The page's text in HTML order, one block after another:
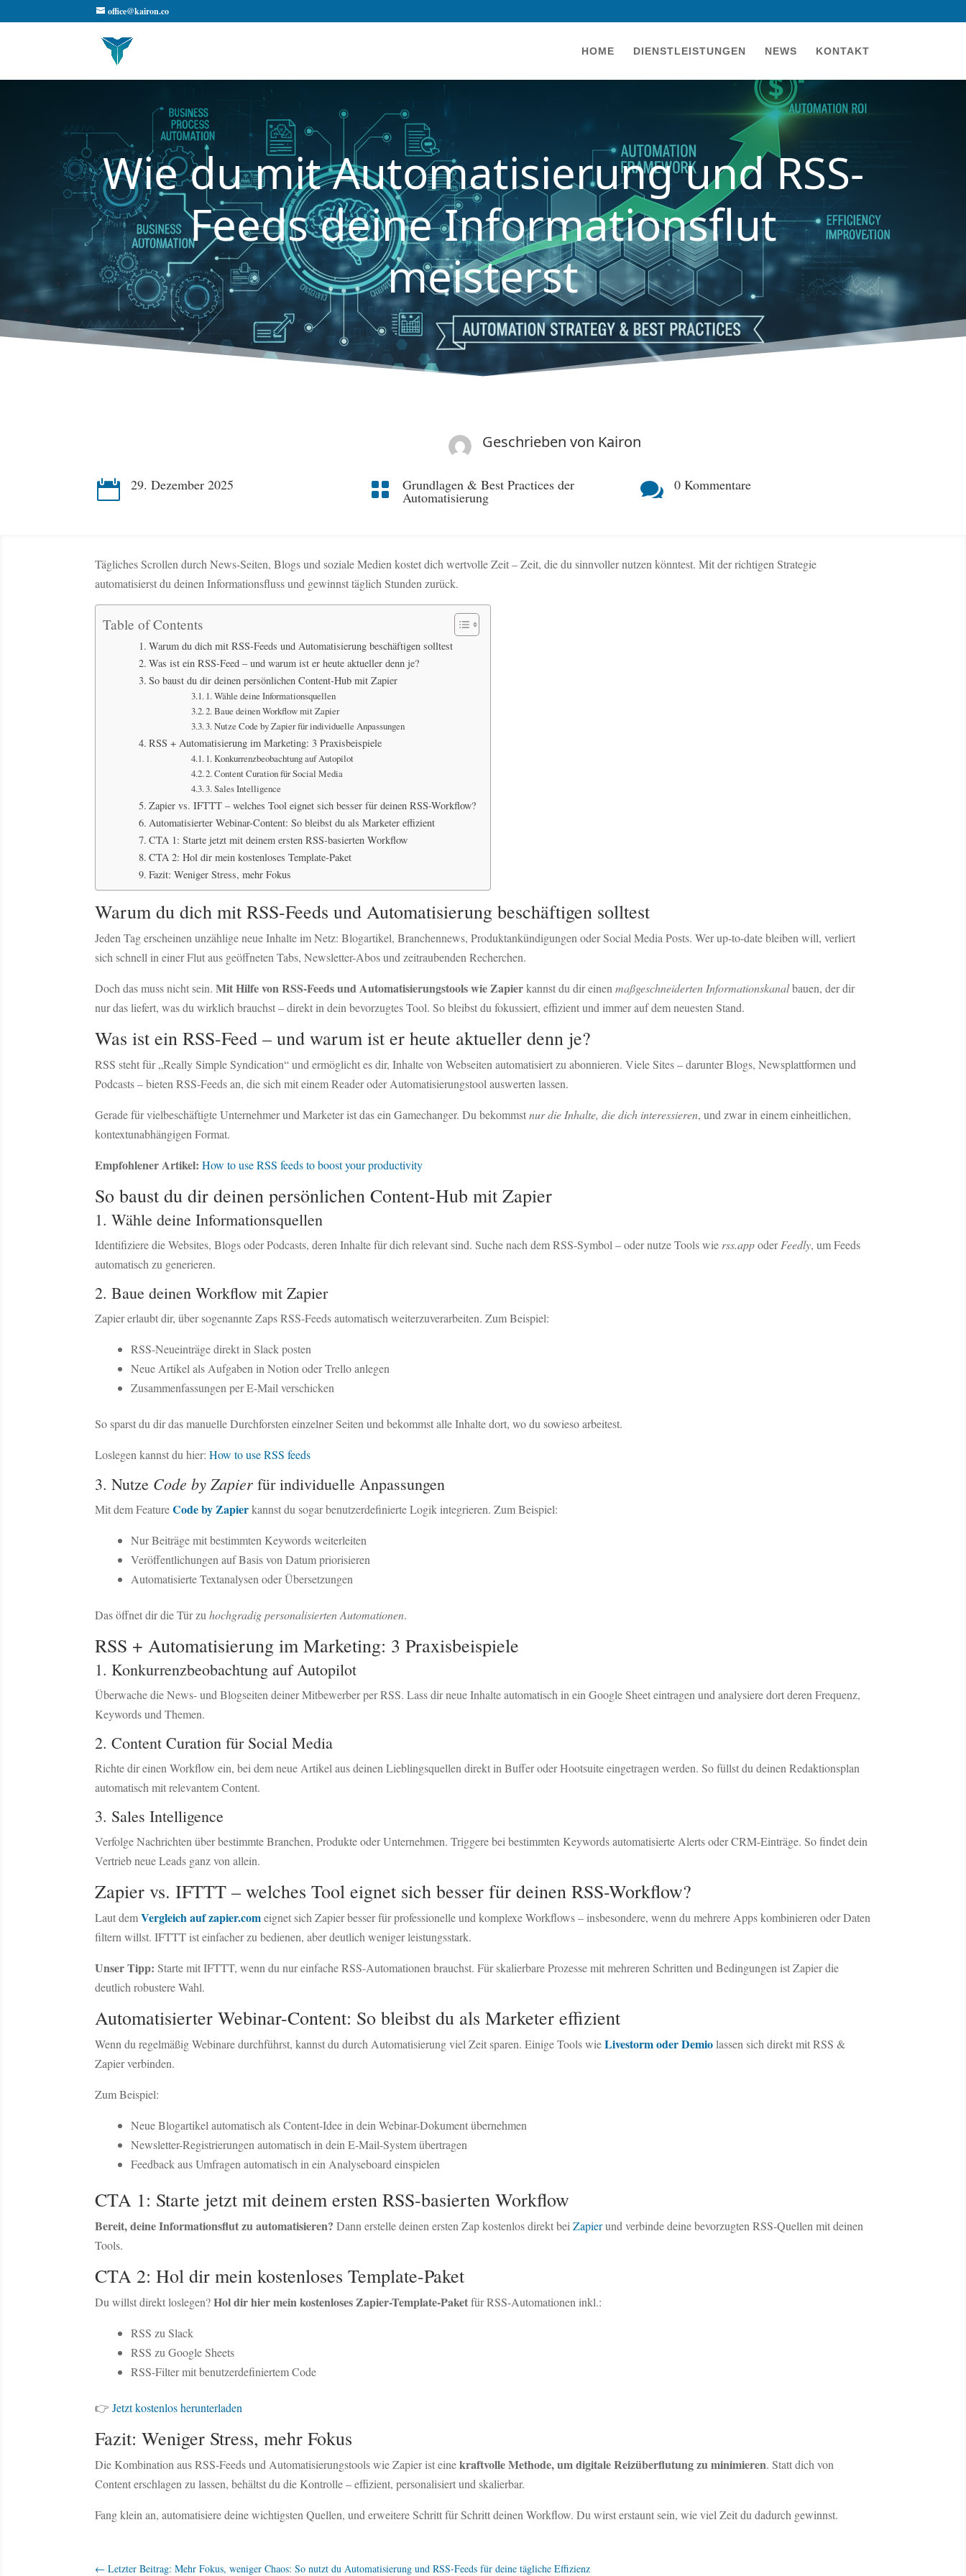
office@kairon.co
HOME DIENSTLEISTUNGEN NEWS KONTAKT
Wie du mit Automatisierung und RSS-
Feeds deine Informationsflut
meisterst
Geschrieben von Kairon
 29. Dezember 2025  Grundlagen & Best Practices der
Automatisierung  0 Kommentare
Tägliches Scrollen durch News-Seiten, Blogs und soziale Medien kostet dich wertvolle Zeit – Zeit, die du sinnvoller nutzen könntest. Mit der richtigen Strategie
automatisierst du deinen Informationsfluss und gewinnst täglich Stunden zurück.
Table of Contents
Warum du dich mit RSS-Feeds und Automatisierung beschäftigen solltest
Was ist ein RSS-Feed – und warum ist er heute aktueller denn je?
So baust du dir deinen persönlichen Content-Hub mit Zapier
1. Wähle deine Informationsquellen
2. Baue deinen Workflow mit Zapier
3. Nutze Code by Zapier für individuelle Anpassungen
RSS + Automatisierung im Marketing: 3 Praxisbeispiele
1. Konkurrenzbeobachtung auf Autopilot
2. Content Curation für Social Media
3. Sales Intelligence
Zapier vs. IFTTT – welches Tool eignet sich besser für deinen RSS-Workflow?
Automatisierter Webinar-Content: So bleibst du als Marketer effizient
CTA 1: Starte jetzt mit deinem ersten RSS-basierten Workflow
CTA 2: Hol dir mein kostenloses Template-Paket
Fazit: Weniger Stress, mehr Fokus
Warum du dich mit RSS-Feeds und Automatisierung beschäftigen solltest
Jeden Tag erscheinen unzählige neue Inhalte im Netz: Blogartikel, Branchennews, Produktankündigungen oder Social Media Posts. Wer up-to-date bleiben will, verliert
sich schnell in einer Flut aus geöffneten Tabs, Newsletter-Abos und zeitraubenden Recherchen.
Doch das muss nicht sein. Mit Hilfe von RSS-Feeds und Automatisierungstools wie Zapierkannst du dir einen maßgeschneiderten Informationskanalbauen, der dir
nur das liefert, was du wirklich brauchst – direkt in dein bevorzugtes Tool. So bleibst du fokussiert, effizient und immer auf dem neuesten Stand.
Was ist ein RSS-Feed – und warum ist er heute aktueller denn je?
RSS steht für „Really Simple Syndication“ und ermöglicht es dir, Inhalte von Webseiten automatisiert zu abonnieren. Viele Sites – darunter Blogs, Newsplattformen und
Podcasts – bieten RSS-Feeds an, die sich mit einem Reader oder Automatisierungstool auswerten lassen.
Gerade für vielbeschäftigte Unternehmer und Marketer ist das ein Gamechanger. Du bekommstnur die Inhalte, die dich interessieren, und zwar in einem einheitlichen,
kontextunabhängigen Format.
Empfohlener Artikel: How to use RSS feeds to boost your productivity
So baust du dir deinen persönlichen Content-Hub mit Zapier
1. Wähle deine Informationsquellen
Identifiziere die Websites, Blogs oder Podcasts, deren Inhalte für dich relevant sind. Suche nach dem RSS-Symbol – oder nutze Tools wie rss.appoderFeedly, um Feeds
automatisch zu generieren.
2. Baue deinen Workflow mit Zapier
Zapier erlaubt dir, über sogenannte Zaps RSS-Feeds automatisch weiterzuverarbeiten. Zum Beispiel:
RSS-Neueinträge direkt in Slack posten
Neue Artikel als Aufgaben in Notion oder Trello anlegen
Zusammenfassungen per E-Mail verschicken
So sparst du dir das manuelle Durchforsten einzelner Seiten und bekommst alle Inhalte dort, wo du sowieso arbeitest.
Loslegen kannst du hier: How to use RSS feeds
3. Nutze Code by Zapier für individuelle Anpassungen
Mit dem FeatureCode by Zapierkannst du sogar benutzerdefinierte Logik integrieren. Zum Beispiel:
Nur Beiträge mit bestimmten Keywords weiterleiten
Veröffentlichungen auf Basis von Datum priorisieren
Automatisierte Textanalysen oder Übersetzungen
Das öffnet dir die Tür zu hochgradig personalisierten Automationen.
RSS + Automatisierung im Marketing: 3 Praxisbeispiele
1. Konkurrenzbeobachtung auf Autopilot
Überwache die News- und Blogseiten deiner Mitbewerber per RSS. Lass dir neue Inhalte automatisch in ein Google Sheet eintragen und analysiere dort deren Frequenz,
Keywords und Themen.
2. Content Curation für Social Media
Richte dir einen Workflow ein, bei dem neue Artikel aus deinen Lieblingsquellen direkt in Buffer oder Hootsuite eingetragen werden. So füllst du deinen Redaktionsplan
automatisch mit relevantem Content.
3. Sales Intelligence
Verfolge Nachrichten über bestimmte Branchen, Produkte oder Unternehmen. Triggere bei bestimmten Keywords automatisierte Alerts oder CRM-Einträge. So findet dein
Vertrieb neue Leads ganz von allein.
Zapier vs. IFTTT – welches Tool eignet sich besser für deinen RSS-Workflow?
Laut demVergleich auf zapier.comeignet sich Zapier besser für professionelle und komplexe Workflows – insbesondere, wenn du mehrere Apps kombinieren oder Daten
filtern willst. IFTTT ist einfacher zu bedienen, aber deutlich weniger leistungsstark.
Unser Tipp: Starte mit IFTTT, wenn du nur einfache RSS-Automationen brauchst. Für skalierbare Prozesse mit mehreren Schritten und Bedingungen ist Zapier die
deutlich robustere Wahl.
Automatisierter Webinar-Content: So bleibst du als Marketer effizient
Wenn du regelmäßig Webinare durchführst, kannst du durch Automatisierung viel Zeit sparen. Einige Tools wieLivestorm oder Demiolassen sich direkt mit RSS &
Zapier verbinden.
Zum Beispiel:
Neue Blogartikel automatisch als Content-Idee in dein Webinar-Dokument übernehmen
Newsletter-Registrierungen automatisch in dein E-Mail-System übertragen
Feedback aus Umfragen automatisch in ein Analyseboard einspielen
CTA 1: Starte jetzt mit deinem ersten RSS-basierten Workflow
Bereit, deine Informationsflut zu automatisieren? Dann erstelle deinen ersten Zap kostenlos direkt bei Zapierund verbinde deine bevorzugten RSS-Quellen mit deinen
Tools.
CTA 2: Hol dir mein kostenloses Template-Paket
Du willst direkt loslegen?Hol dir hier mein kostenloses Zapier-Template-Paketfür RSS-Automationen inkl.:
RSS zu Slack
RSS zu Google Sheets
RSS-Filter mit benutzerdefiniertem Code
👉 Jetzt kostenlos herunterladen
Fazit: Weniger Stress, mehr Fokus
Die Kombination aus RSS-Feeds und Automatisierungstools wie Zapier ist einekraftvolle Methode, um digitale Reizüberflutung zu minimieren. Statt dich von
Content erschlagen zu lassen, behältst du die Kontrolle – effizient, personalisiert und skalierbar.
Fang klein an, automatisiere deine wichtigsten Quellen, und erweitere Schritt für Schritt deinen Workflow. Du wirst erstaunt sein, wie viel Zeit du dadurch gewinnst.
← Letzter Beitrag: Mehr Fokus, weniger Chaos: So nutzt du Automatisierung und RSS-Feeds für deine tägliche Effizienz